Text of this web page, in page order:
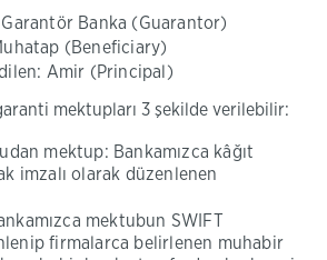
Banka (Guarantor)
(Beneficiary)
Amir (Principal)
mektupları 3 şekilde verilebilir:
mektup: Bankamızca kâğıt
imzalı olarak düzenlenen
mektubun SWIFT
firmalarca belirlenen muhabir